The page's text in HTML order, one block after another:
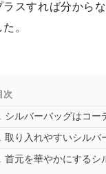
ラスすれば分から
。
次
シルバーバッグはコー
取り入れやすいシルバ
首元を華やかにするシ